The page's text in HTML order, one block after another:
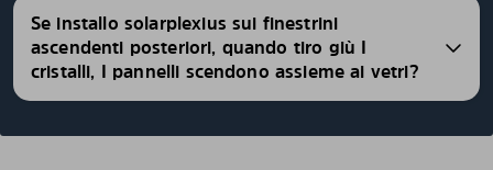
Se installo solarplexius sui finestrini
ascendenti posteriori, quando tiro giù I
cristalli, I pannelli scendono assieme ai vetri?